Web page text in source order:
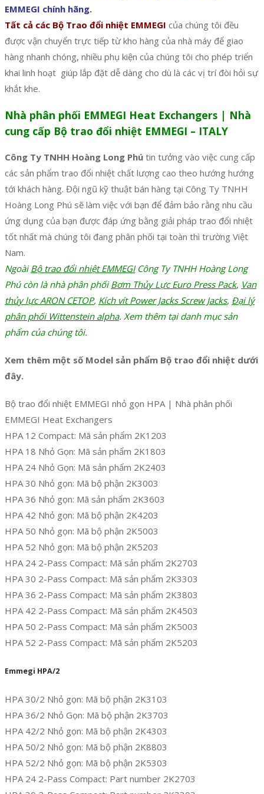
EMMEGI chính hãng.
Tất cả các Bộ Trao đổi nhiệt EMMEGI của chúng tôi đều
được vận chuyển trực tiếp từ kho hàng của nhà máy để giao
hàng nhanh chóng, nhiều phụ kiện của chúng tôi cho phép triển
khai linh hoạt giúp lắp đặt dễ dàng cho dù là các vị trí đòi hỏi sự
khắt khe.
Nhà phân phối EMMEGI Heat Exchangers | Nhà
cung cấp Bộ trao đổi nhiệt EMMEGI – ITALY
Công Ty TNHH Hoàng Long Phú tin tưởng vào việc cung cấp
các sản phẩm trao đổi nhiệt chất lượng cao theo hướng hướng
tới khách hàng. Đội ngũ kỹ thuật bán hàng tại Công Ty TNHH
Hoàng Long Phú sẽ làm việc với bạn để đảm bảo rằng nhu cầu
ứng dụng của bạn được đáp ứng bằng giải pháp trao đổi nhiệt
tốt nhất mà chúng tôi đang phân phối tại toàn thì trường Việt
Nam.
NgoàiBộ trao đổi nhiệt EMMEGICông Ty TNHH Hoàng Long
Phú còn là nhà phân phốiBơm Thủy Lực Euro Press Pack, Van
thủy lực ARON CETOP, Kích vít Power Jacks Screw Jacks, Đại lý
phân phối Wittenstein alpha. Xem thêm tại danh mục sản
phẩm của chúng tôi.
Xem thêm một số Model sản phẩm Bộ trao đổi nhiệt dưới
đây.
Bộ trao đổi nhiệt EMMEGI nhỏ gọn HPA | Nhà phân phối
EMMEGI Heat Exchangers
HPA 12 Compact: Mã sản phẩm 2K1203
HPA 18 Nhỏ Gọn: Mã sản phẩm 2K1803
HPA 24 Nhỏ Gọn: Mã sản phẩm 2K2403
HPA 30 Nhỏ gọn: Mã bộ phận 2K3003
HPA 36 Nhỏ gọn: Mã sản phẩm 2K3603
HPA 42 Nhỏ gọn: Mã bộ phận 2K4203
HPA 50 Nhỏ gọn: Mã bộ phận 2K5003
HPA 52 Nhỏ gọn: Mã bộ phận 2K5203
HPA 24 2-Pass Compact: Mã sản phẩm 2K2703
HPA 30 2-Pass Compact: Mã sản phẩm 2K3303
HPA 36 2-Pass Compact: Mã sản phẩm 2K3803
HPA 42 2-Pass Compact: Mã sản phẩm 2K4503
HPA 50 2-Pass Compact: Mã sản phẩm 2K5003
HPA 52 2-Pass Compact: Mã sản phẩm 2K5203
Emmegi HPA/2
HPA 30/2 Nhỏ gọn: Mã bộ phận 2K3103
HPA 36/2 Nhỏ Gọn: Mã bộ phận 2K3703
HPA 42/2 Nhỏ gọn: Mã bộ phận 2K4303
HPA 50/2 Nhỏ gọn: Mã bộ phận 2K8803
HPA 52/2 Nhỏ gọn: Mã bộ phận 2K5303
HPA 24 2-Pass Compact: Part number 2K2703